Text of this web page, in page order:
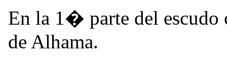
En la 1� parte del escudo
de Alhama.